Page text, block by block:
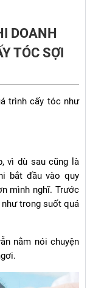
DOANH
TÓC SỢI
trình cấy tóc như
vì dù sau cũng là
bắt đầu vào quy
mình nghĩ. Trước
trong suốt quá
nằm nói chuyện